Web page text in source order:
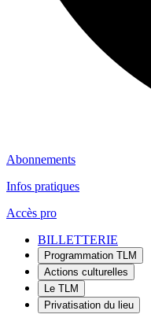
Abonnements
Infos pratiques
Accès pro
BILLETTERIE
Programmation TLM
Actions culturelles
Le TLM
Privatisation du lieu